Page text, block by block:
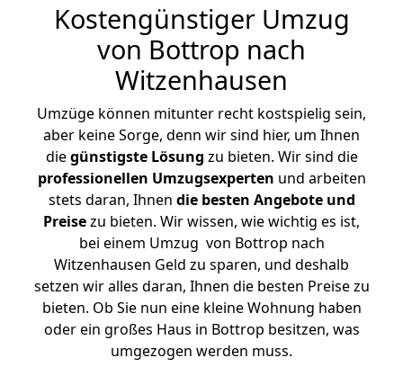
Kostengünstiger Umzug
von Bottrop nach
Witzenhausen
Umzüge können mitunter recht kostspielig sein,
aber keine Sorge, denn wir sind hier, um Ihnen
diegünstigste Lösung zu bieten. Wir sind die
professionellen Umzugsexperten und arbeiten
stets daran, Ihnen die besten Angebote und
Preisezu bieten. Wir wissen, wie wichtig es ist,
bei einem Umzug von Bottrop nach
Witzenhausen Geld zu sparen, und deshalb
setzen wir alles daran, Ihnen die besten Preise zu
bieten. Ob Sie nun eine kleine Wohnung haben
oder ein großes Haus in Bottrop besitzen, was
umgezogen werden muss.